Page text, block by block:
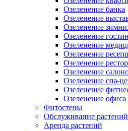
Озеленение банка
Озеленение
Озеленение
Озеленение
Озеленение
Озеленение
Озеленение
Озеленение
Озеленение спа-
Озеленение
Озеленение офиса
Фитостены
Обслуживание растений
Аренда растений